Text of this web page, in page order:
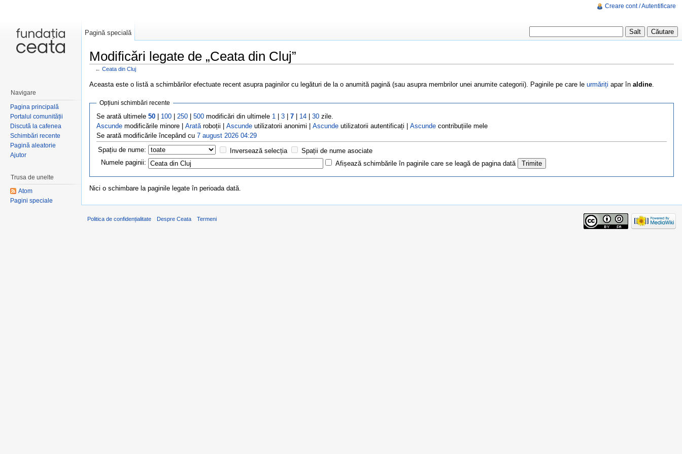
Modificări legate de „Ceata din Cluj”
← Ceata din Cluj
Aceasta este o listă a schimbărilor efectuate recent asupra paginilor cu legături de la o anumită pagină (sau asupra membrilor unei anumite categorii). Paginile pe care le urmăriți apar în aldine
Opțiuni schimbări recente
Se arată ultimele 50| 100| 250| 500modificări din ultimele 1 | 3| 7| 14| 30zile.
Ascundemodificările minore | Aratăroboții | Ascundeutilizatorii anonimi | Ascundeutilizatorii autentificați | Ascundecontribuțiile mele
Se arată modificările începând cu 7 august 2026 04:29
Spațiu de nume:
Inversează selecția
Spații de nume asociate
Numele paginii:
Afișează schimbările în paginile care se leagă de pagina dată
Nici o schimbare la paginile legate în perioada dată.
Creare cont / Autentificare
Pagină specială
Navigare
Pagina principală
Portalul comunității
Discută la cafenea
Schimbări recente
Pagină aleatorie
Ajutor
Trusa de unelte
Atom
Pagini speciale
Politica de confidențialitate Despre Ceata Termeni